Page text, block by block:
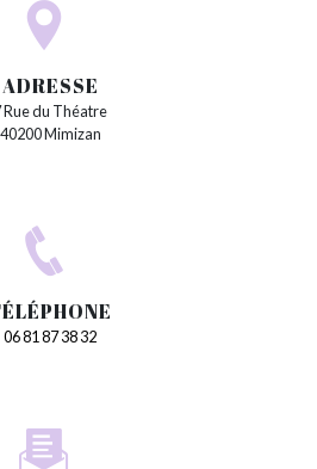
ADRESSE
Rue du Théatre
40200 Mimizan
06 81 87 38 32